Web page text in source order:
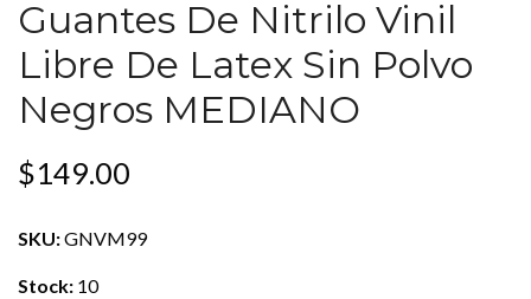
Guantes De Nitrilo Vinil
Libre De Latex Sin Polvo
Negros MEDIANO
$149.00
SKU:GNVM99
Stock: 10